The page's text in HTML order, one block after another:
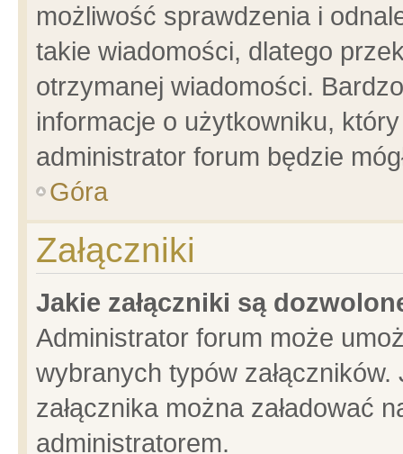
możliwość sprawdzenia i
takie wiadomości, dlatego
otrzymanej wiadomości.
informacje o użytkowniku,
administrator forum będzie
Góra
Załączniki
Jakie załączniki są
Administrator forum może
wybranych typów
załącznika można załadować
administratorem.